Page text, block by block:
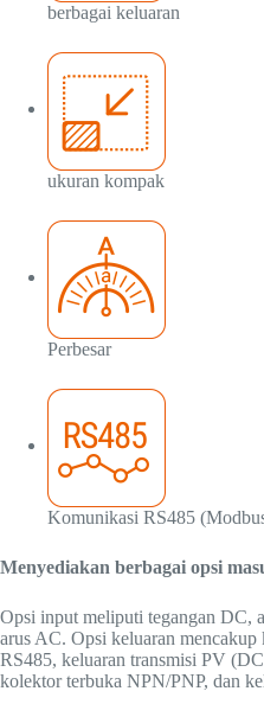
berbagai keluaran
ukuran kompak
Perbesar
Komunikasi RS485
Menyediakan berbagai opsi
Opsi input meliputi tegangan DC,
arus AC. Opsi keluaran mencakup
RS485, keluaran transmisi PV
kolektor terbuka NPN/PNP, dan